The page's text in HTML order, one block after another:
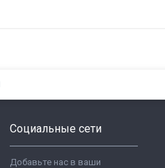
Социальные сети
Добавьте нас в ваши